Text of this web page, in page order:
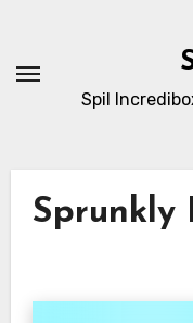
content
Spil
Sprunkly